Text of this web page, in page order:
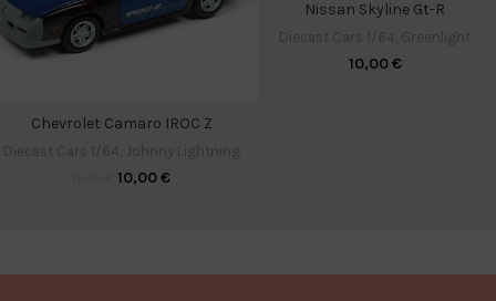
Chevrolet Camaro IROC Z
10,00€
Nissan Skyline Gt-R
10,00€